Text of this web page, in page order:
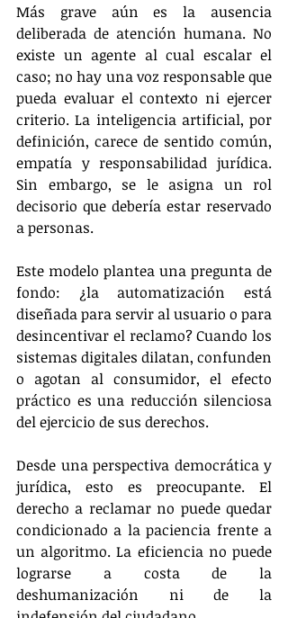
Más grave aún es la ausencia
deliberada de atención humana. No
existe un agente al cual escalar el
caso; no hay una voz responsable que
pueda evaluar el contexto ni ejercer
criterio. La inteligencia artificial, por
definición, carece de sentido común,
empatía y responsabilidad jurídica.
Sin embargo, se le asigna un rol
decisorio que debería estar reservado
a personas.
Este modelo plantea una pregunta de
fondo: ¿la automatización está
diseñada para servir al usuario o para
desincentivar el reclamo? Cuando los
sistemas digitales dilatan, confunden
o agotan al consumidor, el efecto
práctico es una reducción silenciosa
del ejercicio de sus derechos.
Desde una perspectiva democrática y
jurídica, esto es preocupante. El
derecho a reclamar no puede quedar
condicionado a la paciencia frente a
un algoritmo. La eficiencia no puede
lograrse a costa de la
deshumanización ni de la